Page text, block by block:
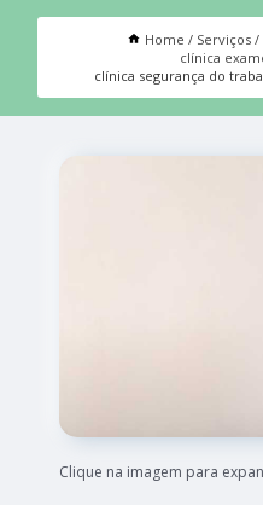
Home Serviços
clínica
clínica segurança do
Clique na imagem para